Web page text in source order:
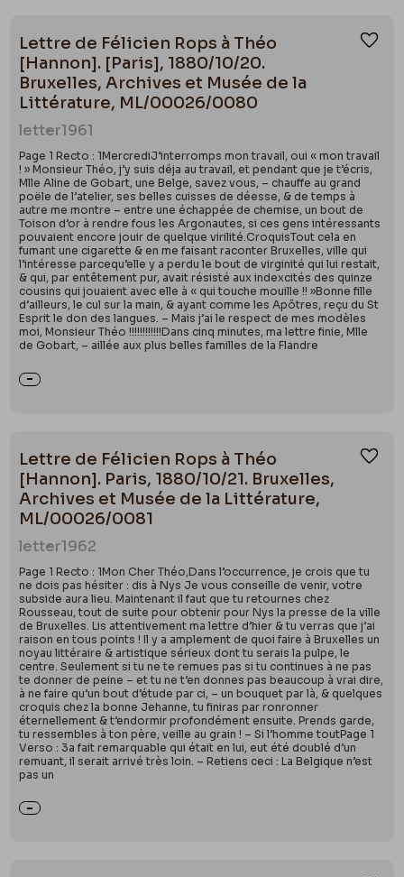
Lettre de Félicien Rops à Théo
[Hannon]. [Paris], 1880/10/20.
Bruxelles, Archives et Musée de la
Littérature, ML/00026/0080
letter1961
Page 1 Recto : 1MercrediJ’interromps mon travail, oui « mon travail
! » Monsieur Théo, j’y suis déja au travail, et pendant que je t’écris,
Mlle Aline de Gobart, une Belge, savez vous, – chauffe au grand
poële de l’atelier, ses belles cuisses de déesse, & de temps à
autre me montre – entre une échappée de chemise, un bout de
Toison d’or à rendre fous les Argonautes, si ces gens intéressants
pouvaient encore jouir de quelque virilité.CroquisTout cela en
fumant une cigarette & en me faisant raconter Bruxelles, ville qui
l’intéresse parcequ’elle y a perdu le bout de virginité qui lui restait,
& qui, par entêtement pur, avait résisté aux indexcités des quinze
cousins qui jouaient avec elle à « qui touche mouille !! »Bonne fille
d’ailleurs, le cul sur la main, & ayant comme les Apôtres, reçu du St
Esprit le don des langues. – Mais j’ai le respect de mes modèles
moi, Monsieur Théo !!!!!!!!!!!!Dans cinq minutes, ma lettre finie, Mlle
de Gobart, – aillée aux plus belles familles de la Flandre
Lettre de Félicien Rops à Théo
[Hannon]. Paris, 1880/10/21. Bruxelles,
Archives et Musée de la Littérature,
ML/00026/0081
letter1962
Page 1 Recto : 1Mon Cher Théo,Dans l’occurrence, je crois que tu
ne dois pas hésiter : dis à Nys Je vous conseille de venir, votre
subside aura lieu. Maintenant il faut que tu retournes chez
Rousseau, tout de suite pour obtenir pour Nys la presse de la ville
de Bruxelles. Lis attentivement ma lettre d’hier & tu verras que j’ai
raison en tous points ! Il y a amplement de quoi faire à Bruxelles un
noyau littéraire & artistique sérieux dont tu serais la pulpe, le
centre. Seulement si tu ne te remues pas si tu continues à ne pas
te donner de peine – et tu ne t’en donnes pas beaucoup à vrai dire,
à ne faire qu’un bout d’étude par ci, – un bouquet par là, & quelques
croquis chez la bonne Jehanne, tu finiras par ronronner
éternellement & t’endormir profondément ensuite. Prends garde,
tu ressembles à ton père, veille au grain ! – Si l’homme toutPage 1
Verso : 3a fait remarquable qui était en lui, eut été doublé d’un
remuant, il serait arrivé très loin. – Retiens ceci : La Belgique n’est
pas un